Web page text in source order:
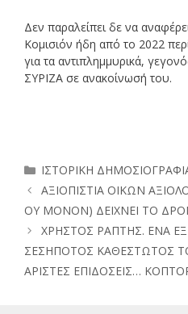
Δεν παραλείπει δε να
Κομισιόν ήδη από το 2022
για τα αντιπλημμυρικά,
ΣΥΡΙΖΑ σε ανακοίνωσή του.
Κατηγορίες
ΙΣΤΟΡΙΚΗ
ΑΞΙΟΠΙΣΤΙΑ ΟΙΚΩΝ
ΟΥ ΜΟΝΟΝ) ΔΕΙΧΝΕΙ ΤΟ
ΧΡΗΣΤΟΣ ΡΑΠΤΗΣ. ΕΝΑ
ΣΕΣΗΠΟΤΟΣ ΚΑΘΕΣΤΩΤΟΣ
ΑΡΙΣΤΕΣ ΕΠΙΔΟΣΕΙΣ…